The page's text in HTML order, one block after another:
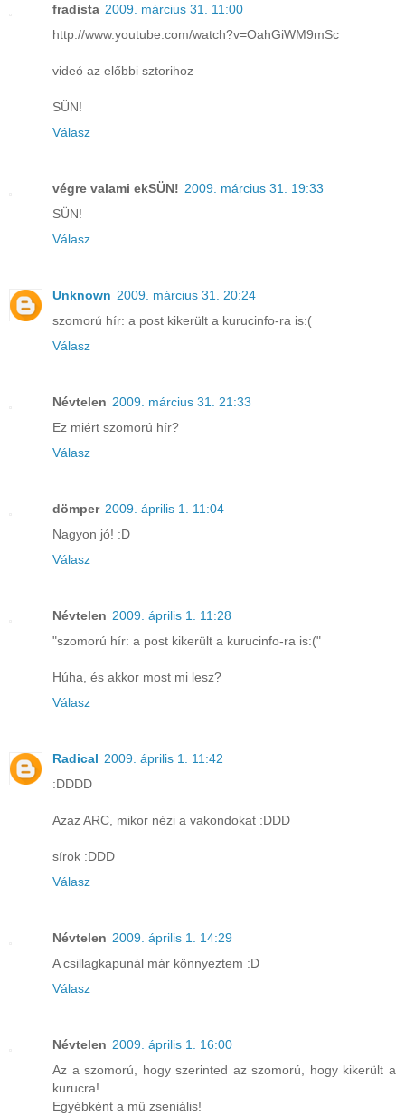
fradista 2009. március 31. 11:00
http://www.youtube.com/watch?v=OahGiWM9mSc
videó az előbbi sztorihoz
SÜN!
Válasz
végre valami ekSÜN! 2009. március 31. 19:33
SÜN!
Válasz
Unknown 2009. március 31. 20:24
szomorú hír: a post kikerült a kurucinfo-ra is:(
Válasz
Névtelen 2009. március 31. 21:33
Ez miért szomorú hír?
Válasz
dömper 2009. április 1. 11:04
Nagyon jó! :D
Válasz
Névtelen 2009. április 1. 11:28
"szomorú hír: a post kikerült a kurucinfo-ra is:("
Húha, és akkor most mi lesz?
Válasz
Radical 2009. április 1. 11:42
:DDDD
Azaz ARC, mikor nézi a vakondokat :DDD
sírok :DDD
Válasz
Névtelen 2009. április 1. 14:29
A csillagkapunál már könnyeztem :D
Válasz
Névtelen 2009. április 1. 16:00
Az a szomorú, hogy szerinted az szomorú, hogy kikerült a
kurucra!
Egyébként a mű zseniális!